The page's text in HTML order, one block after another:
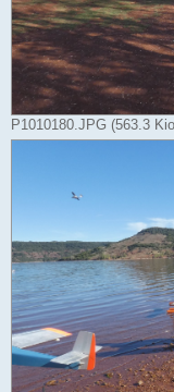
P1010180.JPG (563.3